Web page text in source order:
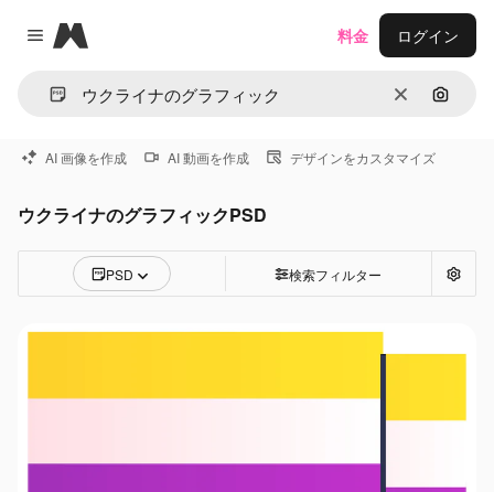
Close menu
Magnific
消去 画像で
料金 ログイン
AI 画像を作成 AI 動画を作成 デザインをカスタマイズ
ウクライナのグラフィックPSD
PSD 検索フィルター